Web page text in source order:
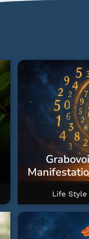
Life Style